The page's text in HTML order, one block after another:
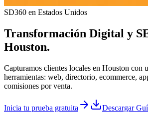
SD360 en Estados Unidos
Transformación Digital y
Houston.
Capturamos clientes locales en Houston con
herramientas: web, directorio, ecommerce,
comisiones por venta.
Inicia tu prueba gratuita Descargar